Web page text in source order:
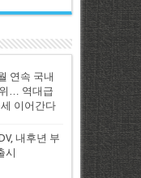
연속 국내
… 역대급
이어간다
내후년 부
시